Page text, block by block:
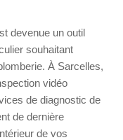
devenue un outil
souhaitant
À Sarcelles,
vidéo
de diagnostic de
de dernière
de vos